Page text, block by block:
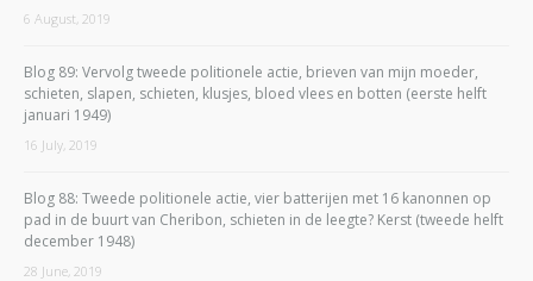
6 August, 2019
Blog 89: Vervolg tweede politionele actie, brieven van mijn moeder,
schieten, slapen, schieten, klusjes, bloed vlees en botten (eerste helft
januari 1949)
16 July, 2019
Blog 88: Tweede politionele actie, vier batterijen met 16 kanonnen op
pad in de buurt van Cheribon, schieten in de leegte? Kerst (tweede helft
december 1948)
28 June, 2019